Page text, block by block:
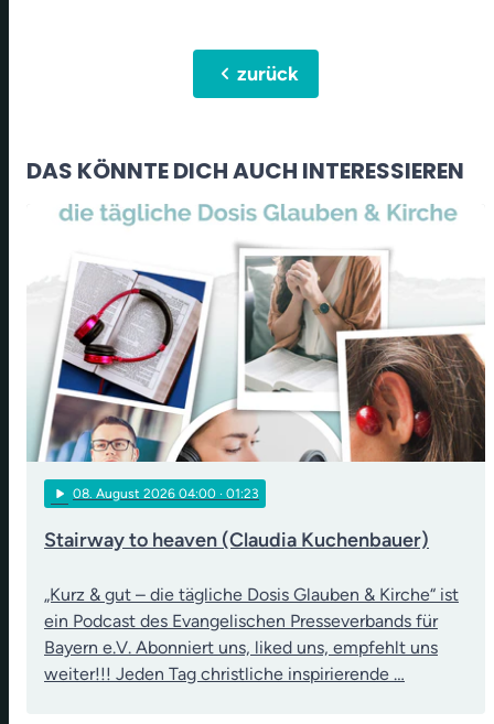
chevron_leftzurück
DAS KÖNNTE DICH AUCH INTERESSIEREN
play_arrow 08. August 2026 04:00 · 01:23
Stairway to heaven (Claudia Kuchenbauer)
„Kurz & gut – die tägliche Dosis Glauben & Kirche“ ist
ein Podcast des Evangelischen Presseverbands für
Bayern e.V. Abonniert uns, liked uns, empfehlt uns
weiter!!! Jeden Tag christliche inspirierende …